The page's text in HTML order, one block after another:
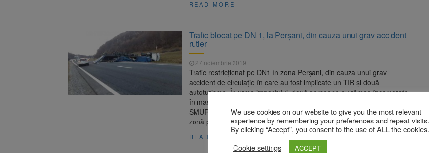
READ MORE
Trafic blocat pe DN 1, la Perșani, din cauza unui grav accident
rutier
27 noiembrie 2019
Trafic restricționat pe DN1 în zona Perșani, din cauza unui grav
accident de circulație în care au fost implicate un TIR și două
autoturisme. În urma impactului, două persoane au rămas încarcerate
în mașinile avariate. La fața locului au fost trimise două echipaje
SMURD și două echipaje de descarcerare. Traficul este restricționat în
zonă până […]
READ MORE
We use cookies on our website to give you the most relevant
experience by remembering your preferences and repeat visits.
By clicking “Accept”, you consent to the use of ALL the cookies.
Cookie settings
ACCEPT